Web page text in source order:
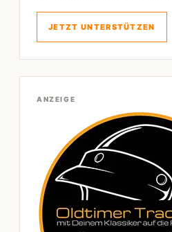
JETZT UNTERSTÜTZEN
ANZEIGE